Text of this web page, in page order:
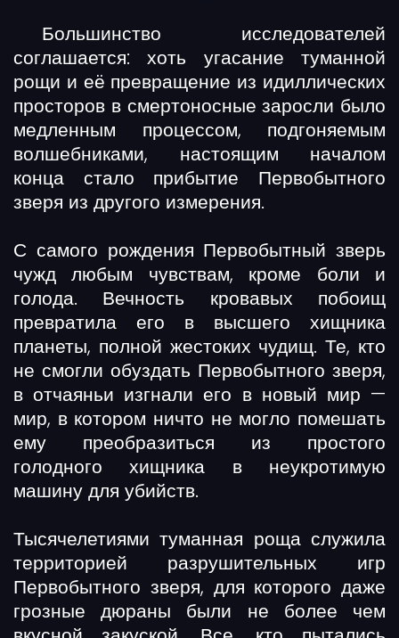
Большинство исследователей
соглашается: хоть угасание туманной
рощи и её превращение из идиллических
просторов в смертоносные заросли было
медленным процессом, подгоняемым
волшебниками, настоящим началом
конца стало прибытие Первобытного
зверя из другого измерения.
С самого рождения Первобытный зверь
чужд любым чувствам, кроме боли и
голода. Вечность кровавых побоищ
превратила его в высшего хищника
планеты, полной жестоких чудищ. Те, кто
не смогли обуздать Первобытного зверя,
в отчаяньи изгнали его в новый мир —
мир, в котором ничто не могло помешать
ему преобразиться из простого
голодного хищника в неукротимую
машину для убийств.
Тысячелетиями туманная роща служила
территорией разрушительных игр
Первобытного зверя, для которого даже
грозные дюраны были не более чем